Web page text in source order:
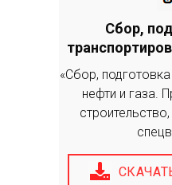
Сбор,
«Сбор,
нефти и газа.